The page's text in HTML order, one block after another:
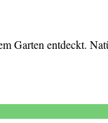
Garten entdeckt.